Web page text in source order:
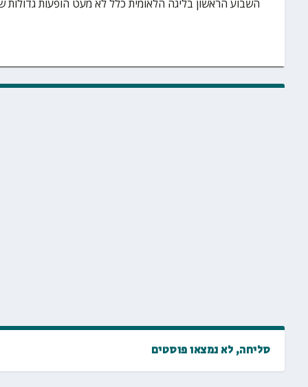
השבוע הראשון בליגה הלאומית כלל לא מעט הופעות
סליחה, לא נמצאו פוסטים